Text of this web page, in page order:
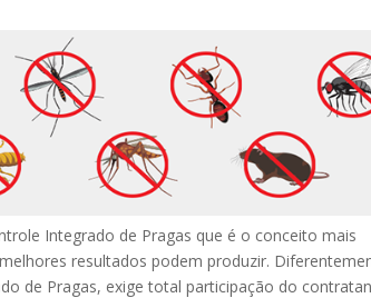
Integrado de Pragas que é o conceito mais
resultados podem produzir.
de Pragas, exige total participação do